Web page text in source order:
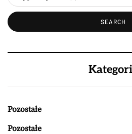
Pozostałe
Pozostałe